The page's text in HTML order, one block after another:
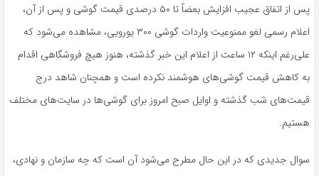
پس از اتفاق عجیب افزایش بعضاً تا ۵۰ درصدی قیمت گوشی و پس از آن،
اعلام رسمی لغو ممنوعیت واردات گوشی ۳۰۰ یورویی، مشاهده می‌شود که
علی‌رغم اینکه ۱۲ ساعت از اعلام این خبر گذشته، هنوز هیچ فروشگاهی اقدام
به کاهش قیمت گوشی‌های هوشمند نکرده است و همچنان شاهد درج
قیمت‌های شب گذشته و اوایل صبح امروز برای گوشی‌ها در سایت‌های مختلف
هستیم.
سوال جدیدی که در این حال مطرح می‌شود آن است که چه سازمان و نهادی،